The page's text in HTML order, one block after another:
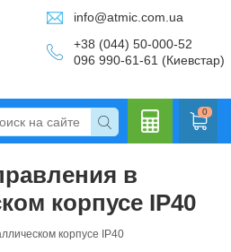
info@atmic.com.ua
+38 (044) 50-000-52
096 990-61-61 (Киевстар)
0
в
корпусе IP40
корпусе IP40